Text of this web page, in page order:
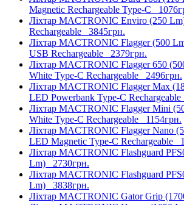
Magnetic Rechargeable Type-C
Ліхтар MACTRONIC Enviro (250
Rechargeable 3845грн.
Ліхтар MACTRONIC Flagger (500
USB Rechargeable 2379грн.
Ліхтар MACTRONIC Flagger 650
White Type-C Rechargeable 2496грн.
Ліхтар MACTRONIC Flagger Max
LED Powerbank Type-C Rechargeable
Ліхтар MACTRONIC Flagger Mini
White Type-C Rechargeable 1154грн.
Ліхтар MACTRONIC Flagger Nano
LED Magnetic Type-C Rechargeable
Ліхтар MACTRONIC Flashguard
Lm) 2730грн.
Ліхтар MACTRONIC Flashguard
Lm) 3838грн.
Ліхтар MACTRONIC Gator Grip